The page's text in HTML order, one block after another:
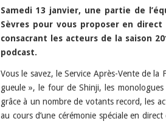
RSS FEED
EMBED
Samedi 13 janvier, une partie de
Sèvres pour vous proposer en direct
consacrant les acteurs de la saison
podcast.
Vous le savez, le Service Après-Vente de
gueule », le four de Shinji, les
grâce à un nombre de votants record, les
au cours d’une cérémonie spéciale en